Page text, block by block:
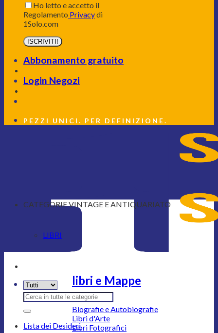
Ho letto e accetto il
Regolamento Privacydi
1Solo.com
Abbonamento gratuito
Login Negozi
PEZZI UNICI. PER DEFINIZIONE.
Cerca:
Lista dei Desideri
CATEGORIE VINTAGE E ANTIQUARIATO
LIBRI
libri e Mappe
Biografie e Autobiografie
Libri d'Arte
Libri Fotografici